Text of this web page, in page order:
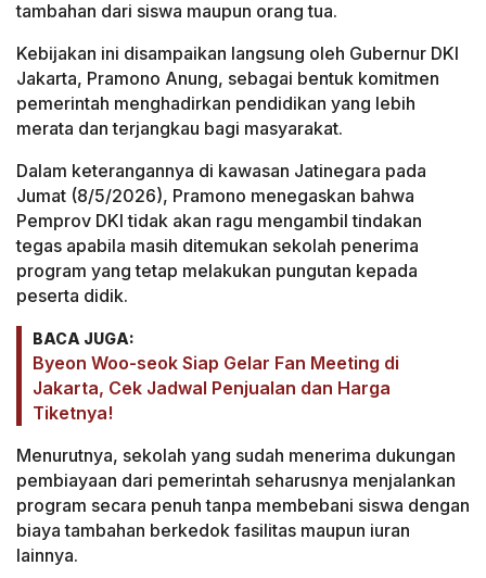
tambahan dari siswa maupun orang tua.
Kebijakan ini disampaikan langsung oleh Gubernur DKI
Jakarta, Pramono Anung, sebagai bentuk komitmen
pemerintah menghadirkan pendidikan yang lebih
merata dan terjangkau bagi masyarakat.
Dalam keterangannya di kawasan Jatinegara pada
Jumat (8/5/2026), Pramono menegaskan bahwa
Pemprov DKI tidak akan ragu mengambil tindakan
tegas apabila masih ditemukan sekolah penerima
program yang tetap melakukan pungutan kepada
peserta didik.
BACA JUGA:
Byeon Woo-seok Siap Gelar Fan Meeting di
Jakarta, Cek Jadwal Penjualan dan Harga
Tiketnya!
Menurutnya, sekolah yang sudah menerima dukungan
pembiayaan dari pemerintah seharusnya menjalankan
program secara penuh tanpa membebani siswa dengan
biaya tambahan berkedok fasilitas maupun iuran
lainnya.